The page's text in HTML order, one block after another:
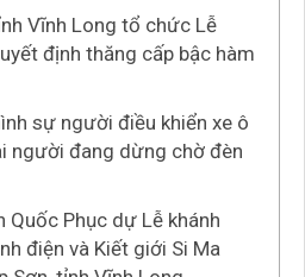
Vĩnh Long tổ chức Lễ
định thăng cấp bậc hàm
sự người điều khiển xe ô
người đang dừng chờ đèn
Quốc Phục dự Lễ khánh
điện và Kiết giới Si Ma